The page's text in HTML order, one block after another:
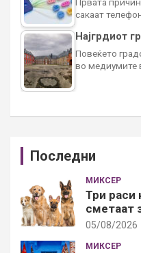
Првата
сакаат
Најгрдиот
Повеќето
во медиумите
Последни
МИКСЕР
Три раси
сметаат
05/08/2026
МИКСЕР